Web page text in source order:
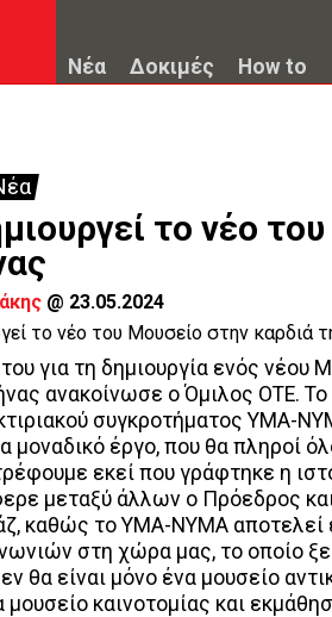
Νέα Δοκιμές How to
το νέο
@ 23.05.2024
για τη δημιουργία ενός
ανακοίνωσε ο Όμιλος ΟΤΕ.
συγκροτήματος ΥΜΑ-
μοναδικό έργο, που θα πληροί
εκεί που γράφτηκε η
μεταξύ άλλων ο Πρόεδρος
καθώς το ΥΜΑ-ΝΥΜΑ αποτελεί
στη χώρα μας, το οποίο
θα είναι μόνο ένα μουσείο
μουσείο καινοτομίας και